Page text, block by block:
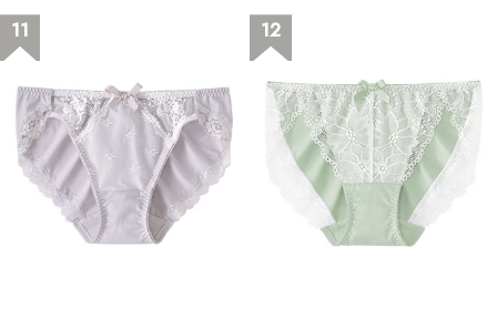
11 12